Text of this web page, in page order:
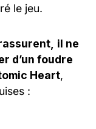
le jeu.
il ne
d’un foudre
Heart,
: